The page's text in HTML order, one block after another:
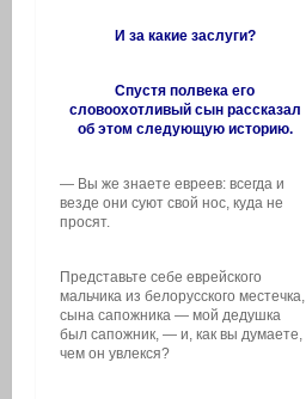
И за какие заслуги?
Спустя полвека его
словоохотливый сын рассказал
об этом следующую историю.
— Вы же знаете евреев: всегда и
везде они суют свой нос, куда не
просят.
Представьте себе еврейского
мальчика из белорусского местечка,
сына сапожника — мой дедушка
был сапожник, — и, как вы думаете,
чем он увлекся?